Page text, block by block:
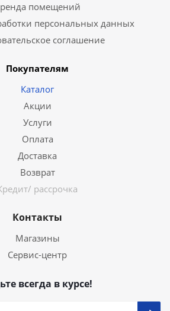
помещений
персональных данных
соглашение
Покупателям
Каталог
Акции
Услуги
Оплата
Доставка
Возврат
рассрочка
Контакты
Магазины
Сервис-центр
всегда в курсе!